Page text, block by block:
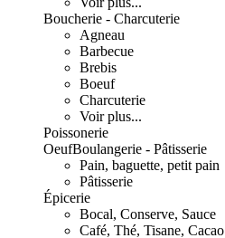
Boucherie - Charcuterie
Agneau
Barbecue
Brebis
Boeuf
Charcuterie
Voir plus...
Poissonerie
OeufBoulangerie - Pâtisserie
Pain, baguette, petit pain
Pâtisserie
Épicerie
Bocal, Conserve, Sauce
Café, Thé, Tisane, Cacao